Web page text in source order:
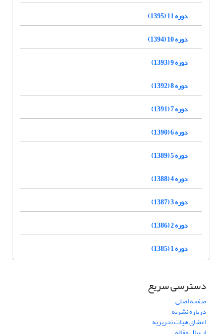
دوره 11 (1395)
دوره 10 (1394)
دوره 9 (1393)
دوره 8 (1392)
دوره 7 (1391)
دوره 6 (1390)
دوره 5 (1389)
دوره 4 (1388)
دوره 3 (1387)
دوره 2 (1386)
دوره 1 (1385)
دسترسی سریع
صفحه اصلی
درباره نشریه
اعضای هیات تحریریه